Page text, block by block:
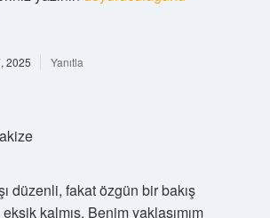
2025 Yanıtla
düzenli, fakat özgün bir bakış
eksik kalmış. Benim yaklaşımım